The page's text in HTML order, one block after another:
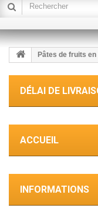
Pâtes de fruits en
DÉLAI DE
ACCUEIL
INFORMATIONS